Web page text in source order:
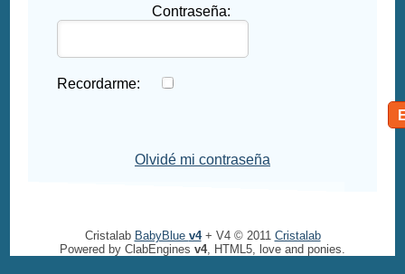
Contraseña:
Recordarme:
Olvidé mi contraseña
Cristalab BabyBlue v4+ V4 © 2011 Cristalab
Powered by ClabEngines v4, HTML5, love and ponies.